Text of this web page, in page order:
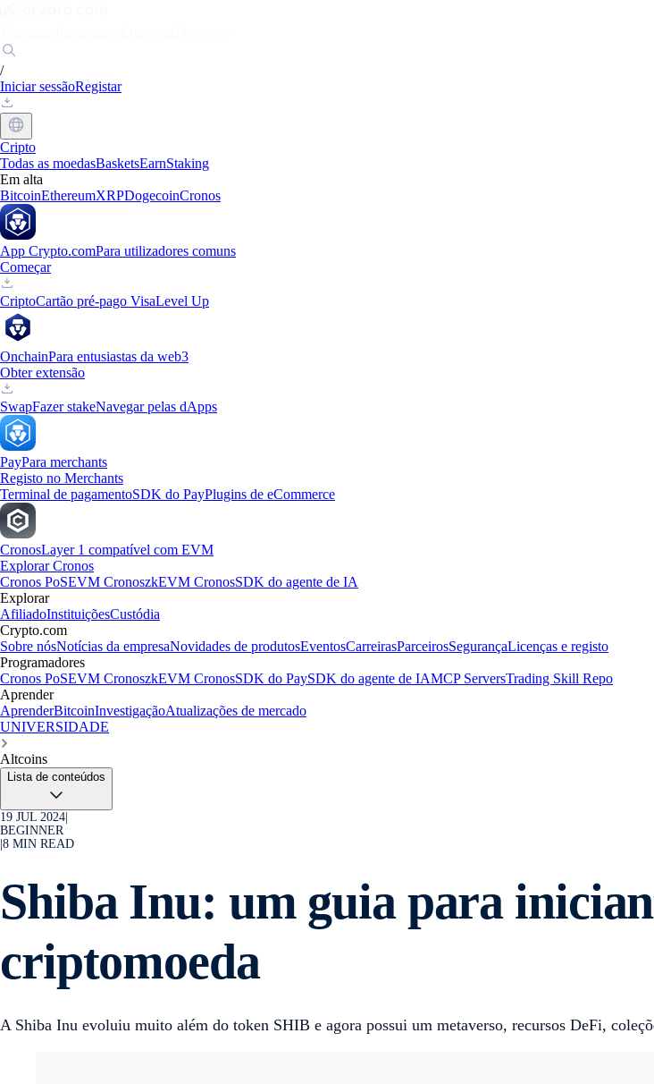
/
Iniciar sessãoRegistar
Cripto
Todas as moedasBasketsEarnStaking
Em alta
BitcoinEthereumXRPDogecoinCronos
App Crypto.comPara utilizadores comuns
Começar
CriptoCartão pré-pago VisaLevel Up
OnchainPara entusiastas da web3
Obter extensão
SwapFazer stakeNavegar pelas dApps
PayPara merchants
Registo no Merchants
Terminal de pagamentoSDK do PayPlugins de eCommerce
CronosLayer 1 compatível com EVM
Explorar Cronos
Cronos PoSEVM CronoszkEVM CronosSDK do agente de IA
Explorar
AfiliadoInstituiçõesCustódia
Crypto.com
Sobre nósNotícias da empresaNovidades de produtosEventosCarreirasParceirosSegurançaLicenças e registo
Programadores
Cronos PoSEVM CronoszkEVM CronosSDK do PaySDK do agente de IAMCP ServersTrading Skill Repo
Aprender
AprenderBitcoinInvestigaçãoAtualizações de mercado
UNIVERSIDADE
Altcoins
Lista de conteúdos
19 JUL 2024
BEGINNER
8 MIN READ
Shiba Inu: um guia para
criptomoeda
A Shiba Inu evoluiu muito além do token SHIB e agora possui um metaverso, recursos DeFi,